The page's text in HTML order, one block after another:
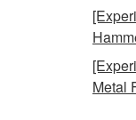
Metal